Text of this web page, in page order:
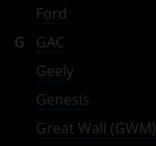
Ford
G
GAC
Geely
Genesis
Great Wall (GWM)